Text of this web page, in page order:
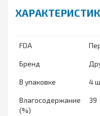
FDA
Бренд
В упаковке 4
Влагосодержание
(%)
39